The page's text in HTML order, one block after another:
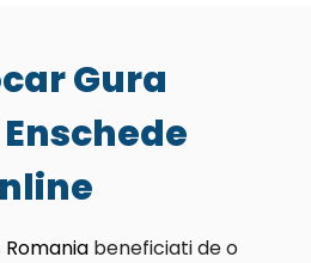
Gura
Romania beneficiati de o